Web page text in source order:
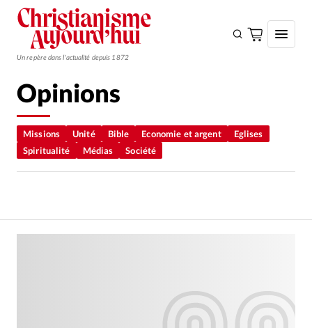
Un repère dans l'actualité depuis 1872
Monde
Eglises
Opinions
Missions Unité Bible Economie et argent
Eglises
Spiritualité
Médias Société